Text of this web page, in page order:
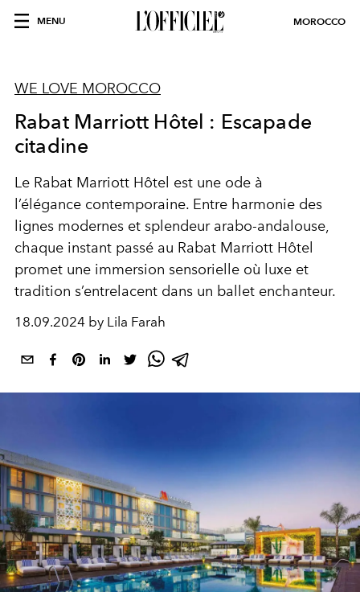
MENU MOROCCO
WE LOVE MOROCCO
Rabat Marriott Hôtel : Escapade
citadine
Le Rabat Marriott Hôtel est une ode à
l’élégance contemporaine. Entre harmonie des
lignes modernes et splendeur arabo-andalouse,
chaque instant passé au Rabat Marriott Hôtel
promet une immersion sensorielle où luxe et
tradition s’entrelacent dans un ballet enchanteur.
18.09.2024 by Lila Farah